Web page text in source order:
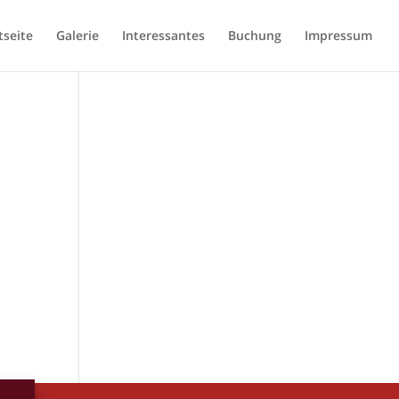
Galerie Interessantes Buchung Impressum